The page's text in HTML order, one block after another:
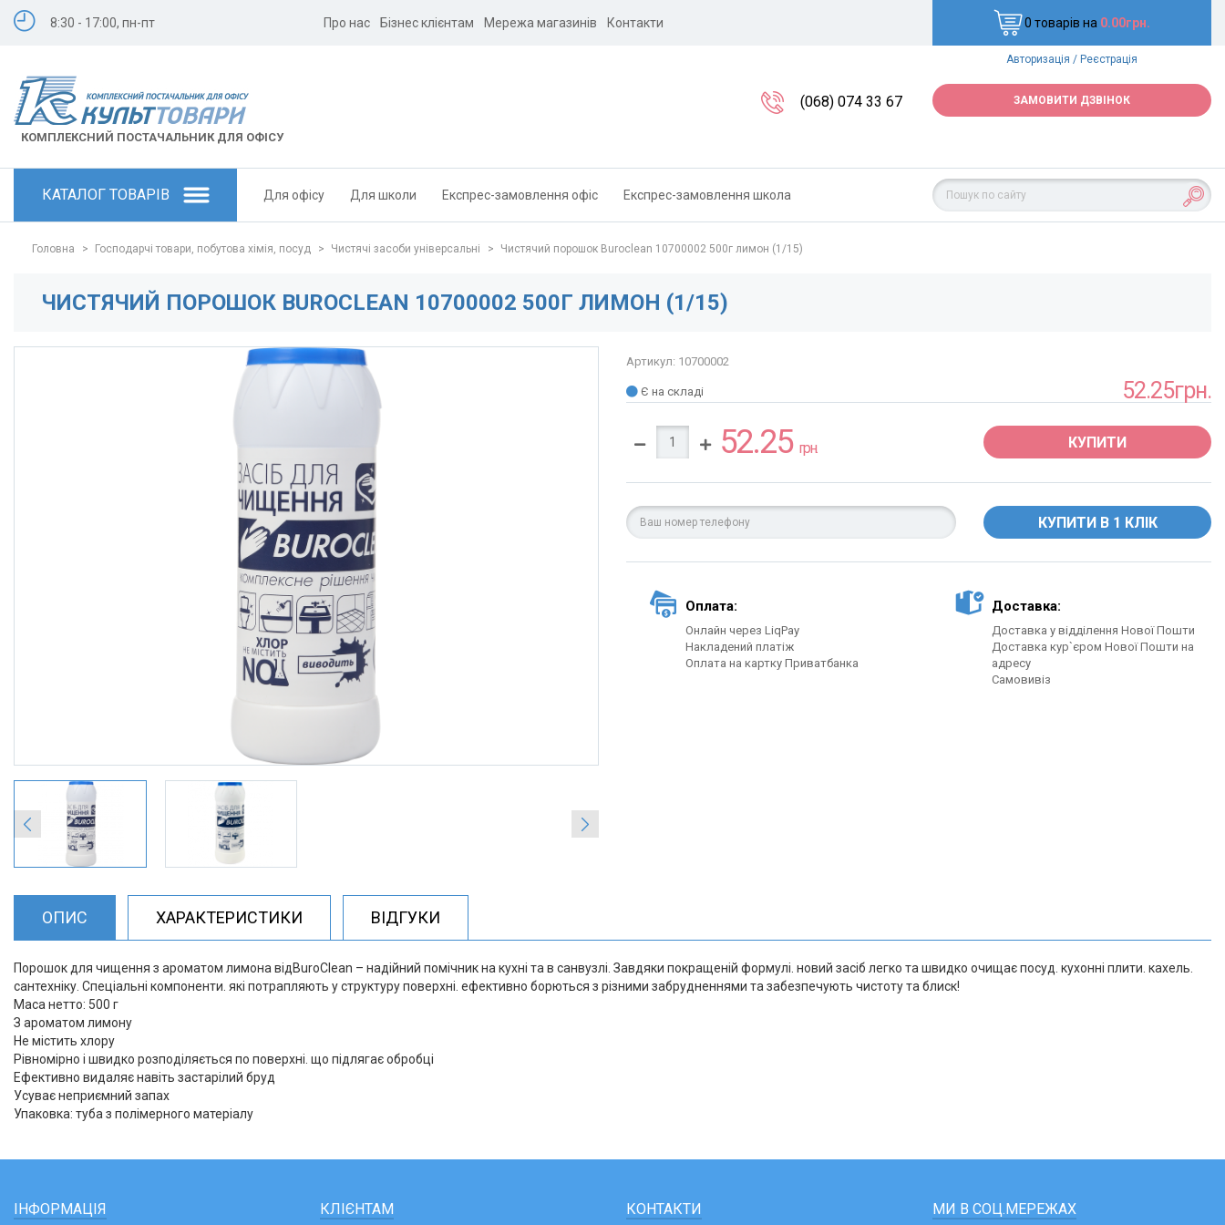
8:30 - 17:00, пн-пт Про нас Бізнес клієнтам Мережа магазинів Контакти 0 товарів на 0.00грн.
Авторизація / Реєстрація
КОМПЛЕКСНИЙ ПОСТАЧАЛЬНИК ДЛЯ ОФІСУ
(068) 074 33 67 ЗАМОВИТИ ДЗВІНОК
КАТАЛОГ ТОВАРІВ Для офісу Для школи Експрес-замовлення офіс Експрес-замовлення школа
Головна > Господарчі товари, побутова хімія, посуд > Чистячі засоби універсальні > Чистячий порошок Buroclean 10700002 500г лимон (1/15)
ЧИСТЯЧИЙ ПОРОШОК BUROCLEAN 10700002 500Г ЛИМОН (1/15)
Артикул: 10700002
Є на складі 52.25грн.
52.25 грн. КУПИТИ
Оплата:
Онлайн через LiqPay
Накладений платіж
Оплата на картку Приватбанка
Доставка:
Доставка у відділення Нової Пошти
Доставка кур`єром Нової Пошти на
адресу
Самовивіз
ОПИС ХАРАКТЕРИСТИКИ ВІДГУКИ
Порошок для чищення з ароматом лимона відBuroClean – надійний помічник на кухні та в санвузлі. Завдяки покращеній формулі. новий засіб легко та швидко очищає посуд. кухонні плити. кахель.
сантехніку. Спеціальні компоненти. які потрапляють у структуру поверхні. ефективно борються з різними забрудненнями та забезпечують чистоту та блиск!
Маса нетто: 500 г
З ароматом лимону
Не містить хлору
Рівномірно і швидко розподіляється по поверхні. що підлягає обробці
Ефективно видаляє навіть застарілий бруд
Усуває неприємний запах
Упаковка: туба з полімерного матеріалу
ІНФОРМАЦІЯ КЛІЄНТАМ КОНТАКТИ МИ В СОЦ.МЕРЕЖАХ